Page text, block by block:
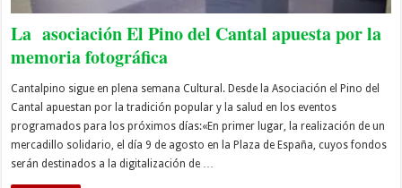
La asociación El Pino del Cantal apuesta por la
memoria fotográfica
Cantalpino sigue en plena semana Cultural. Desde la Asociación el Pino del
Cantal apuestan por la tradición popular y la salud en los eventos
programados para los próximos días:«En primer lugar, la realización de un
mercadillo solidario, el día 9 de agosto en la Plaza de España, cuyos fondos
serán destinados a la digitalización de …